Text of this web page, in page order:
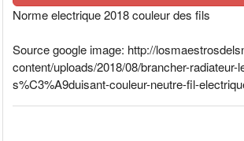
Norme electrique 2018 couleur des fils
Source google image: http://
content/uploads/2018/08/brancher-radiateur-
s%C3%A9duisant-couleur-neutre-fil-